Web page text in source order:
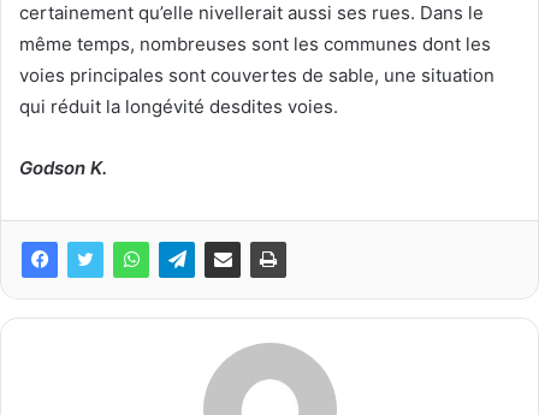
certainement qu’elle nivellerait aussi ses rues. Dans le
même temps, nombreuses sont les communes dont les
voies principales sont couvertes de sable, une situation
qui réduit la longévité desdites voies.
Godson K.